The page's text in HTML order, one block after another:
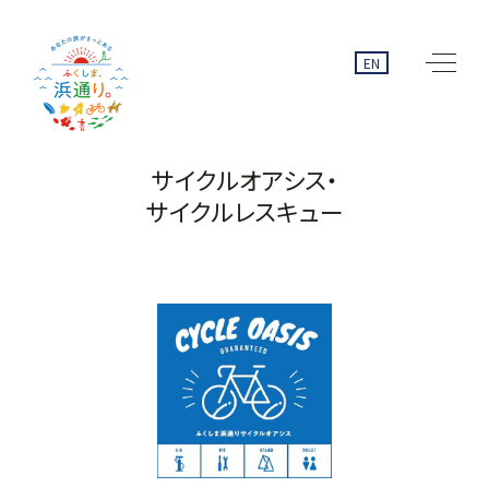
EN
サイクルオアシス・
サイクルレスキュー